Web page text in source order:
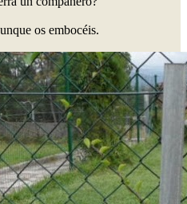
os embocéis.